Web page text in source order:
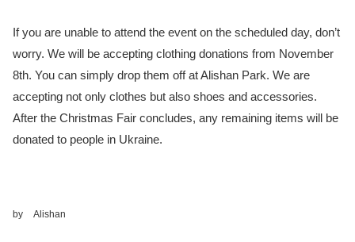
If you are unable to attend the event on the scheduled day, don’t
worry. We will be accepting clothing donations from November
8th. You can simply drop them off at Alishan Park. We are
accepting not only clothes but also shoes and accessories.
After the Christmas Fair concludes, any remaining items will be
donated to people in Ukraine.
by Alishan